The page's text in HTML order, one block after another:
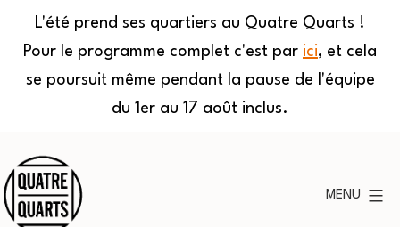
L'été prend ses quartiers au Quatre Quarts !
Pour le programme complet c'est par ici, et cela
se poursuit même pendant la pause de l'équipe
du 1er au 17 août inclus.
au
contenu
MENU